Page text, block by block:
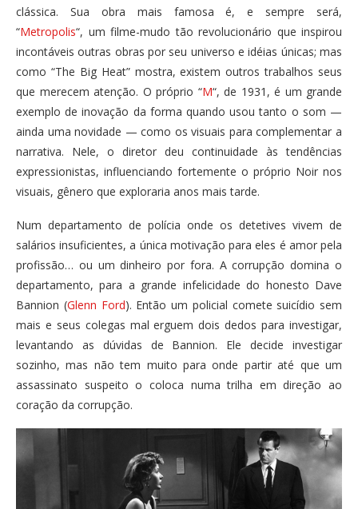
clássica. Sua obra mais famosa é, e sempre será,
“Metropolis“, um filme-mudo tão revolucionário que inspirou
incontáveis outras obras por seu universo e idéias únicas; mas
como “The Big Heat” mostra, existem outros trabalhos seus
que merecem atenção. O próprio “M“, de 1931, é um grande
exemplo de inovação da forma quando usou tanto o som —
ainda uma novidade — como os visuais para complementar a
narrativa. Nele, o diretor deu continuidade às tendências
expressionistas, influenciando fortemente o próprio Noir nos
visuais, gênero que exploraria anos mais tarde.
Num departamento de polícia onde os detetives vivem de
salários insuficientes, a única motivação para eles é amor pela
profissão… ou um dinheiro por fora. A corrupção domina o
departamento, para a grande infelicidade do honesto Dave
Bannion (Glenn Ford). Então um policial comete suicídio sem
mais e seus colegas mal erguem dois dedos para investigar,
levantando as dúvidas de Bannion. Ele decide investigar
sozinho, mas não tem muito para onde partir até que um
assassinato suspeito o coloca numa trilha em direção ao
coração da corrupção.